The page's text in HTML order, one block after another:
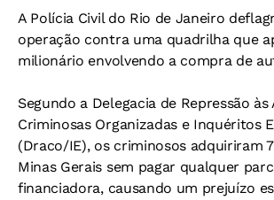
A Polícia Civil do Rio de Janeiro
operação contra uma quadrilha que
milionário envolvendo a compra de
Segundo a Delegacia de Repressão às
Criminosas Organizadas e Inquéritos
(Draco/IE), os criminosos adquiriram
Minas Gerais sem pagar qualquer
financiadora, causando um prejuízo